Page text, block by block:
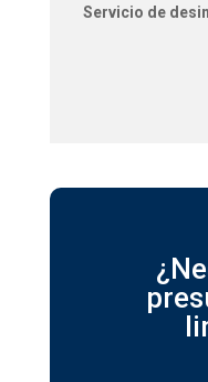
Servicio de